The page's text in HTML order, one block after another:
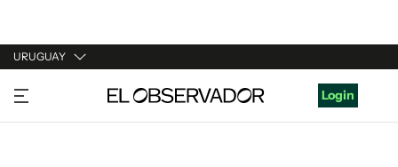
URUGUAY
URUGUAY
ARGENTINA
Login